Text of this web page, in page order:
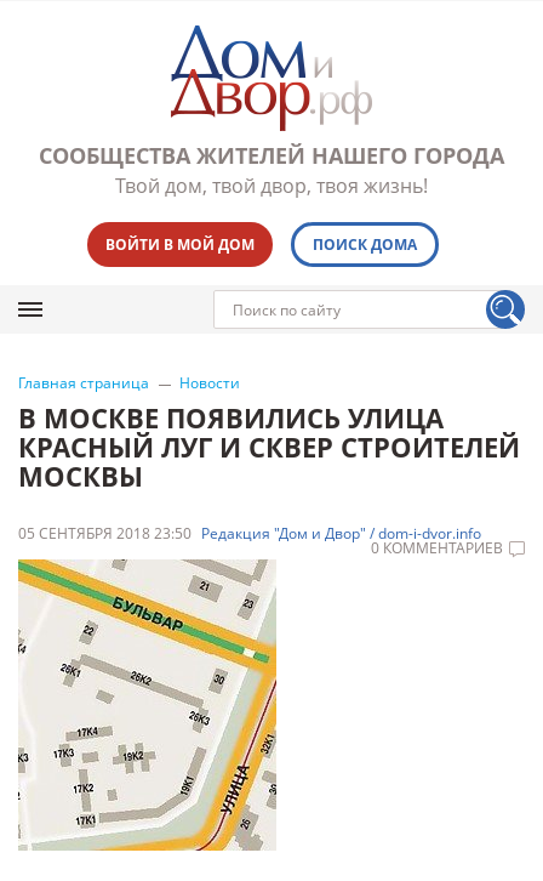
СООБЩЕСТВА ЖИТЕЛЕЙ НАШЕГО ГОРОДА
Твой дом, твой двор, твоя жизнь!
ВОЙТИ В МОЙ ДОМ ПОИСК ДОМА
Главная страница Новости
В МОСКВЕ ПОЯВИЛИСЬ УЛИЦА
КРАСНЫЙ ЛУГ И СКВЕР СТРОИТЕЛЕЙ
МОСКВЫ
05 СЕНТЯБРЯ 2018 23:50 Редакция "Дом и Двор" / dom-i-dvor.info
0 КОММЕНТАРИЕВ